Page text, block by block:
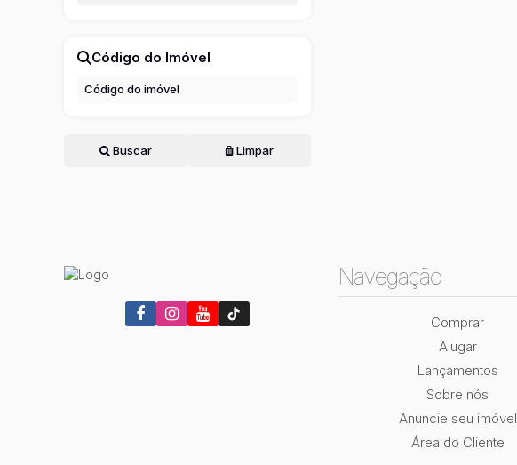
Código do Imóvel
Buscar Limpar
Navegação
Comprar
Alugar
Lançamentos
Sobre nós
Anuncie seu imóvel
Área do Cliente